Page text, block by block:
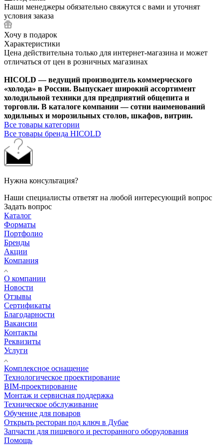
Наши менеджеры обязательно свяжутся с вами и уточнят
условия заказа
Хочу в подарок
Характеристики
Цена действительна только для интернет-магазина и может
отличаться от цен в розничных магазинах
HICOLD — ведущий производитель коммерческого
«холода» в России. Выпускает широкий ассортимент
холодильной техники для предприятий общепита и
торговли. В каталоге компании — сотни наименований
ходильных и морозильных столов, шкафов, витрин.
Все товары категории
Все товары бренда HICOLD
Нужна консультация?
Наши специалисты ответят на любой интересующий вопрос
Задать вопрос
Каталог
Форматы
Портфолио
Бренды
Акции
Компания
О компании
Новости
Отзывы
Сертификаты
Благодарности
Вакансии
Контакты
Реквизиты
Услуги
Комплексное оснащение
Технологическое проектирование
BIM-проектирование
Монтаж и сервисная поддержка
Техническое обслуживание
Обучение для поваров
Открыть ресторан под ключ в Дубае
Запчасти для пищевого и ресторанного оборудования
Помощь